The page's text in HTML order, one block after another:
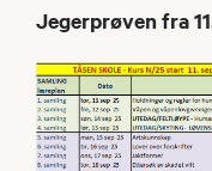
Jegerprøven fra